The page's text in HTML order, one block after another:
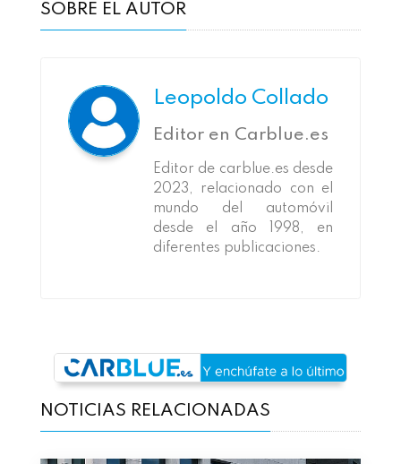
SOBRE EL AUTOR
Leopoldo Collado
Editor en Carblue.es
Editor de carblue.es desde
2023, relacionado con el
mundo del automóvil
desde el año 1998, en
diferentes publicaciones.
NOTICIAS RELACIONADAS